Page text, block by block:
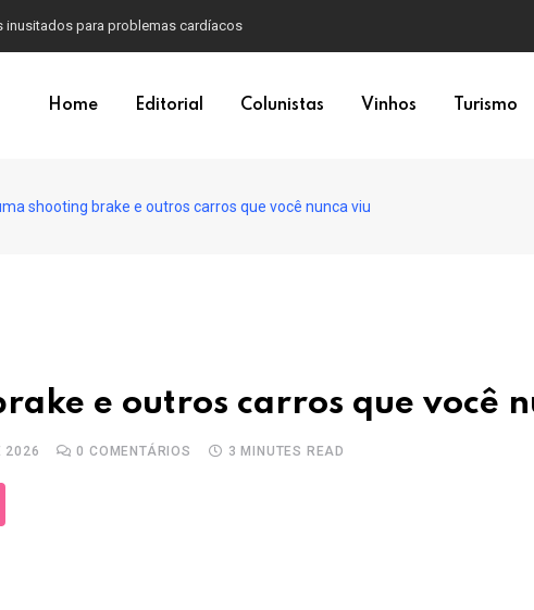
inusitados para problemas cardíacos
Home Editorial Colunistas Vinhos Turismo
shooting brake e outros carros que você nunca viu
e outros carros que você
2026 0 COMENTÁRIOS 3 MINUTES READ